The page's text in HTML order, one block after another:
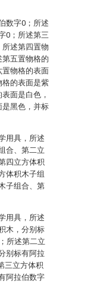
数字0；所述
0；所述第三
述第四置物
五置物格的
置物格的表面
格的表面是紫
面是白色，
是黑色，并标
用具，所述
合、第二立
四立方体积
体积木子组
子组合、第
用具，所述
木，分别标
所述第二立
别标有阿拉
三立方体积
阿拉伯数字